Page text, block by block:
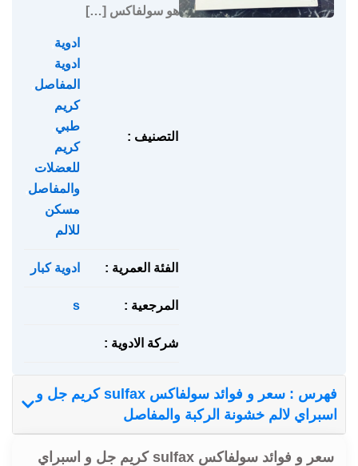
هو سولفاكس […]
التصنيف :
ادوية
ادوية
المفاصل
كريم
طبي
كريم
للعضلات
والمفاصل
مسكن
للالم
الفئة العمرية : ادوية كبار
المرجعية : s
شركة الادوية :
فهرس : سعر و فوائد سولفاكس sulfax كريم جل و
اسبراي لالم خشونة الركبة والمفاصل
سعر و فوائد سولفاكس sulfax كريم جل و اسبراي